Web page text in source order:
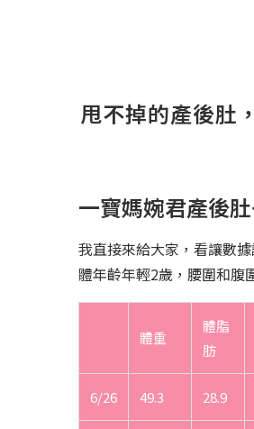
甩不掉的產後肚
一寶媽婉君產後
我直接來給大家，看讓數
體年齡年輕2歲，腰圍和腹
體重
體脂
肪
6/26 49.3 28.9